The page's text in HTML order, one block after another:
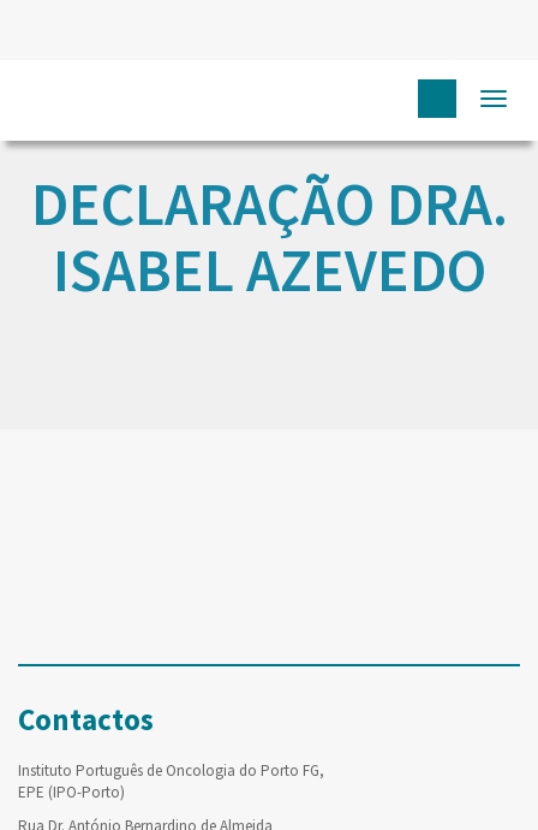
DECLARAÇÃO DRA.
ISABEL AZEVEDO
Contactos
Instituto Português de Oncologia do Porto FG,
EPE (IPO-Porto)
Rua Dr. António Bernardino de Almeida